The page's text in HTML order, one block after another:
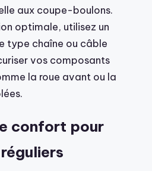
aux coupe-boulons.
optimale, utilisez un
type chaîne ou câble
vos composants
la roue avant ou la
confort pour